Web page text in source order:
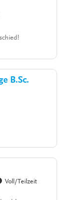
B.Sc.
Voll/Teilzeit